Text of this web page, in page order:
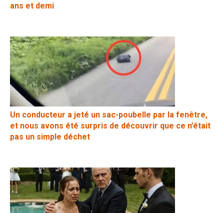
ans et demi
Un conducteur a jeté un sac-poubelle par la fenêtre,
et nous avons été surpris de découvrir que ce n’était
pas un simple déchet